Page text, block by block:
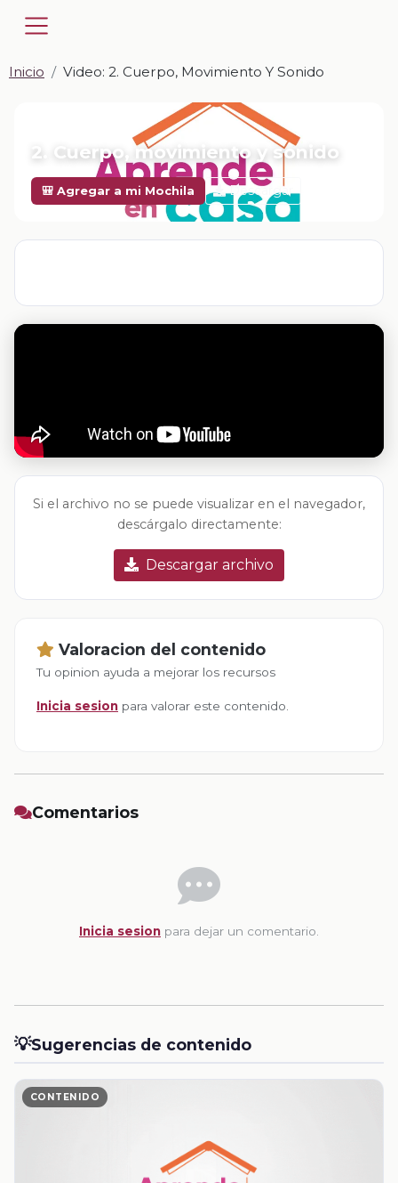
Inicio Video: 2. Cuerpo, Movimiento Y Sonido
2. Cuerpo, movimiento y sonido
🎒 Agregar a mi Mochila Descargar
Si el archivo no se puede visualizar en el navegador,
descárgalo directamente:
Descargar archivo
Valoracion del contenido
Tu opinion ayuda a mejorar los recursos
Inicia sesion para valorar este contenido.
Comentarios
Inicia sesion para dejar un comentario.
💡Sugerencias de contenido
CONTENIDO